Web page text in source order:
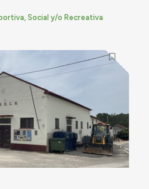
Social y/o Recreativa